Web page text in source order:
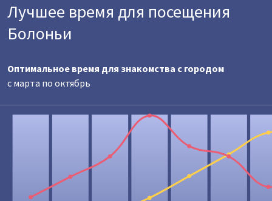
Лучшее время для посещения
Болоньи
Оптимальное время для знакомства с городом
с марта по октябрь